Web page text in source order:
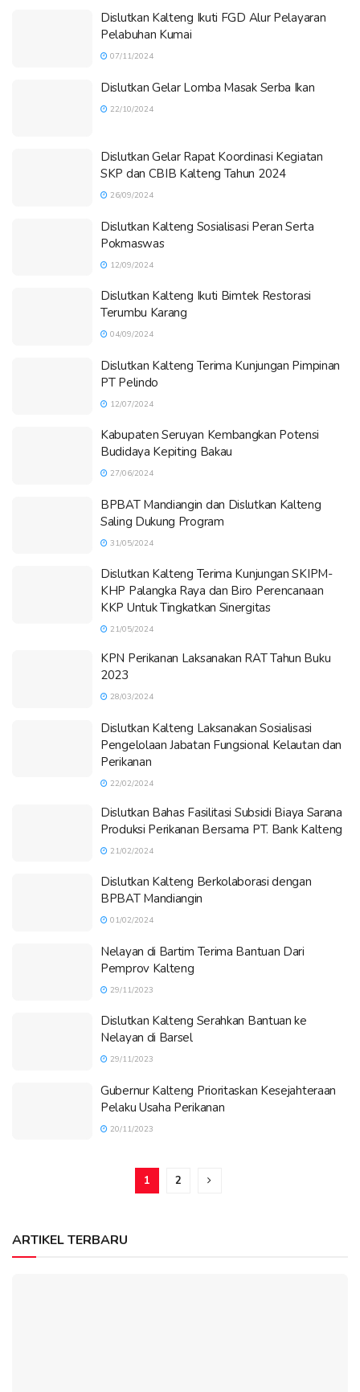
Dislutkan Kalteng Ikuti FGD Alur Pelayaran
Pelabuhan Kumai
07/11/2024
Dislutkan Gelar Lomba Masak Serba Ikan
22/10/2024
Dislutkan Gelar Rapat Koordinasi Kegiatan
SKP dan CBIB Kalteng Tahun 2024
26/09/2024
Dislutkan Kalteng Sosialisasi Peran Serta
Pokmaswas
12/09/2024
Dislutkan Kalteng Ikuti Bimtek Restorasi
Terumbu Karang
04/09/2024
Dislutkan Kalteng Terima Kunjungan Pimpinan
PT Pelindo
12/07/2024
Kabupaten Seruyan Kembangkan Potensi
Budidaya Kepiting Bakau
27/06/2024
BPBAT Mandiangin dan Dislutkan Kalteng
Saling Dukung Program
31/05/2024
Dislutkan Kalteng Terima Kunjungan SKIPM-
KHP Palangka Raya dan Biro Perencanaan
KKP Untuk Tingkatkan Sinergitas
21/05/2024
KPN Perikanan Laksanakan RAT Tahun Buku
2023
28/03/2024
Dislutkan Kalteng Laksanakan Sosialisasi
Pengelolaan Jabatan Fungsional Kelautan dan
Perikanan
22/02/2024
Dislutkan Bahas Fasilitasi Subsidi Biaya Sarana
Produksi Perikanan Bersama PT. Bank Kalteng
21/02/2024
Dislutkan Kalteng Berkolaborasi dengan
BPBAT Mandiangin
01/02/2024
Nelayan di Bartim Terima Bantuan Dari
Pemprov Kalteng
29/11/2023
Dislutkan Kalteng Serahkan Bantuan ke
Nelayan di Barsel
29/11/2023
Gubernur Kalteng Prioritaskan Kesejahteraan
Pelaku Usaha Perikanan
20/11/2023
1 2
ARTIKEL TERBARU